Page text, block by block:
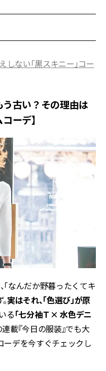
しない「黒スキニー」コー
う古い？その理由は
ーデ】
なんだか野暮ったくてキ
実はそれ、「色選び」が原
る「七分袖Ｔ× 水色デニ
載『今日の服装』でも大
ーデを今すぐチェックし